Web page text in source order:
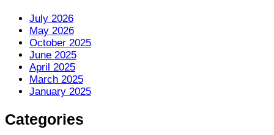
July 2026
May 2026
October 2025
June 2025
April 2025
March 2025
January 2025
Categories